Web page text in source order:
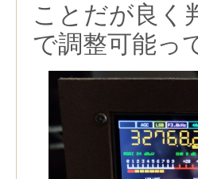
ことだが良く
で調整可能っ